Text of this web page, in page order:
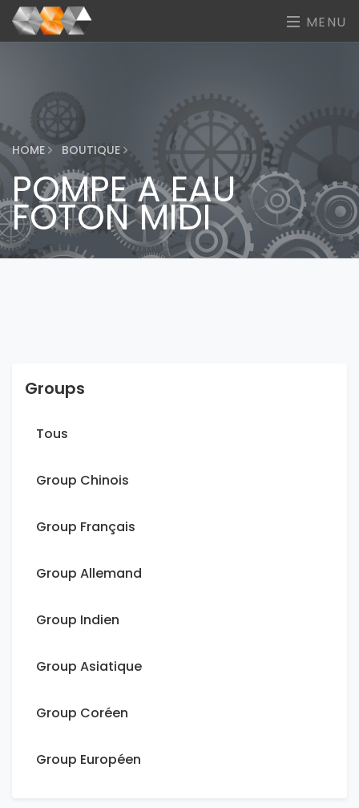
MENU
HOME BOUTIQUE
POMPE A EAU
FOTON MIDI
Groups
Tous
Group Chinois
Group Français
Group Allemand
Group Indien
Group Asiatique
Group Coréen
Group Européen